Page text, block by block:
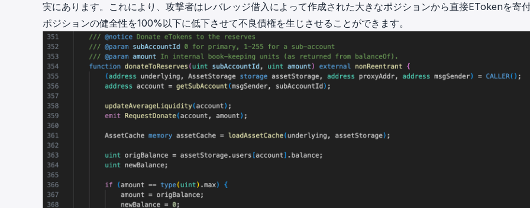
実にあります。これにより、攻撃者はレバレッジ借入によって作成された大きなポジションから直接ETokenを寄付
ポジションの健全性を100%以下に低下させて不良債権を生じさせることができます。